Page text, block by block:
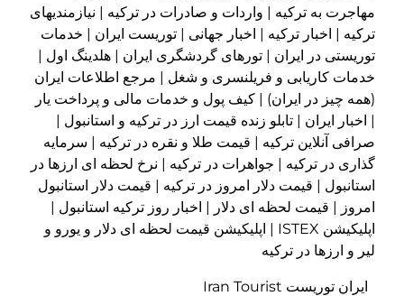
مهاجرت به ترکیه | واردات و صادرات در ترکیه | نیازمندیهای
ترکیه | اخبار ترکیه | اخبار جهانی | توریست ایران | خدمات
توریستی در ایران | تورهای گردشگری ایران | هلدینگ اول |
خدمات کاریابی و فریلنسری و شغل | مرجع اطلاعات ایران
(همه چیز در ایران) | کیف پول و خدمات مالی و پرداخت یار
| اخبار ایران | تابلو زنده قیمت ارز در ترکیه و استانبول |
صرافی آنلاین ترکیه | قیمت طلا و نقره در ترکیه | سرمایه
گذاری در ترکیه | جواهرات در ترکیه | نرخ لحظه ای ارزها در
استانبول | قیمت دلار امروز در ترکیه | قیمت دلار استانبول
امروز | قیمت لحظه ای دلار | اخبار روز ترکیه استانبول |
اپلیکیشن ISTEX | اپلیکیشن قیمت لحظه ای دلار و یورو و
لیر و ارزها در ترکیه
ایران توریست Iran Tourist